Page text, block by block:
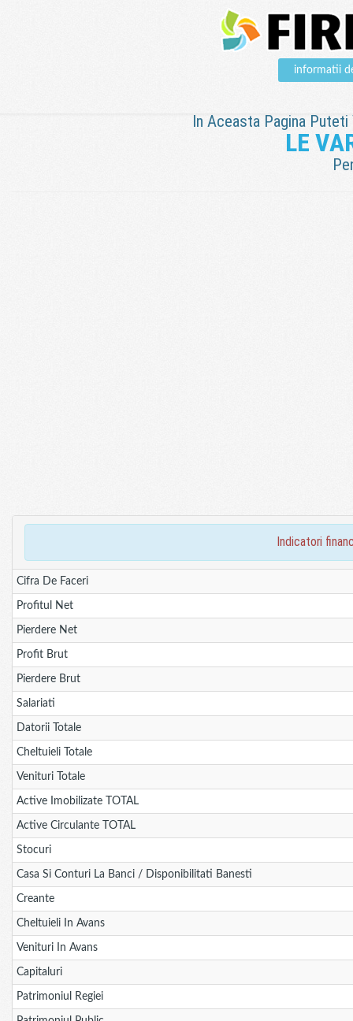
informatii
In Aceasta Pagina
LE
indicatori
Cifra De Faceri
Profitul Net
Pierdere Net
Profit Brut
Pierdere Brut
Salariati
Datorii Totale
Cheltuieli Totale
Venituri Totale
Active Imobilizate TOTAL
Active Circulante TOTAL
Stocuri
Casa Si Conturi La Banci / Disponibilitati Banesti
Creante
Cheltuieli In Avans
Venituri In Avans
Capitaluri
Patrimoniul Regiei